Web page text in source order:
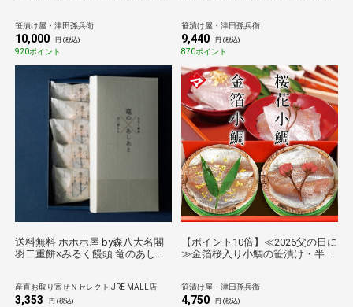
の日】【お歳暮】
笹漬け屋・津田孫兵衛
10,000 円 (税込)
920ポイント
笹漬け屋・津田孫兵衛
9,440 円 (税込)
870ポイント
送料無料 ホホホ屋 by森八大名閣
羽二重餅×みるく饅頭 竜のあしあ
産直お取り寄せＮセレクト JRE MALL店
3,353 円 (税込)
【ポイント10倍】≪2026父の日に
≫金箔桜入り小鯛の笹漬け・半樽
祝】【内祝】【七五三】
笹漬け屋・津田孫兵衛
4,750 円 (税込)